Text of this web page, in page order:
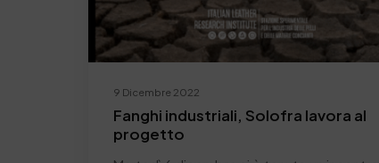
9 Dicembre 2022
Fanghi industriali, Solofra lavora al
progetto